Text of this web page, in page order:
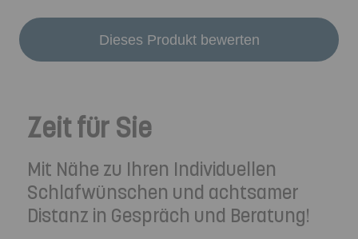
Dieses Produkt bewerten
Zeit für Sie
Mit Nähe zu Ihren Individuellen
Schlafwünschen und achtsamer
Distanz in Gespräch und Beratung!